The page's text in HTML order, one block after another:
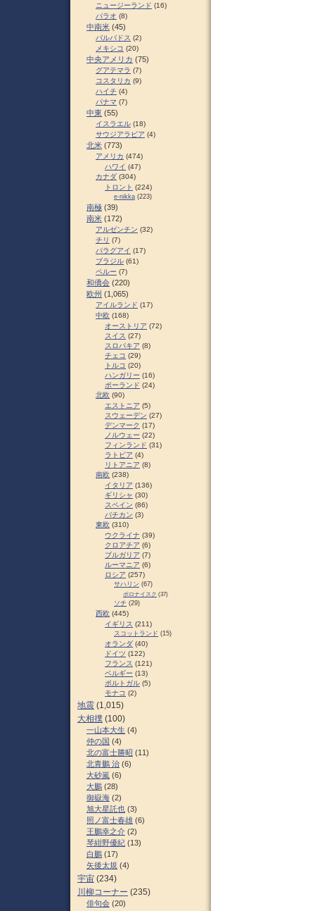
ニュージーランド (16)
パラオ (8)
中南米 (45)
バルバドス (2)
メキシコ (20)
中央アメリカ (75)
グアテマラ (7)
コスタリカ (9)
ハイチ (4)
パナマ (7)
中東 (55)
イスラエル (18)
サウジアラビア (4)
北米 (773)
アメリカ (474)
ハワイ (47)
カナダ (304)
トロント (224)
e-nikka (223)
南極 (39)
南米 (172)
アルゼンチン (32)
チリ (7)
パラグアイ (17)
ブラジル (61)
ペルー (7)
和僑会 (220)
欧州 (1,065)
アイルランド (17)
中欧 (168)
オーストリア (72)
スイス (27)
スロパキア (8)
チェコ (29)
トルコ (20)
ハンガリー (16)
ポーランド (24)
北欧 (90)
エストニア (5)
スウェーデン (27)
デンマーク (17)
ノルウェー (22)
フィンランド (31)
ラトビア (4)
リトアニア (8)
南欧 (238)
イタリア (136)
ギリシャ (30)
スペイン (86)
バチカン (3)
東欧 (310)
ウクライナ (39)
クロアチア (6)
ブルガリア (7)
ルーマニア (6)
ロシア (257)
サハリン (67)
ポロナイスク (37)
ソチ (29)
西欧 (445)
イギリス (211)
スコットランド (15)
オランダ (40)
ドイツ (122)
フランス (121)
ベルギー (13)
ポルトガル (5)
モナコ (2)
地震 (1,015)
大相撲 (100)
一山本大生 (4)
仲の国 (4)
北の富士勝昭 (11)
北青鵬 治 (6)
大砂嵐 (6)
大鵬 (28)
御嶽海 (2)
旭大星託也 (3)
照ノ富士春雄 (6)
王鵬幸之介 (2)
琴紺野優紀 (13)
白鵬 (17)
矢後太規 (4)
宇宙 (234)
川柳コーナー (235)
俳句会 (20)